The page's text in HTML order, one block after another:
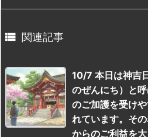
 関連記事
10/7 本日は神吉
のぜんにち）と
のご加護を受け
れています。そ
からのご利益を